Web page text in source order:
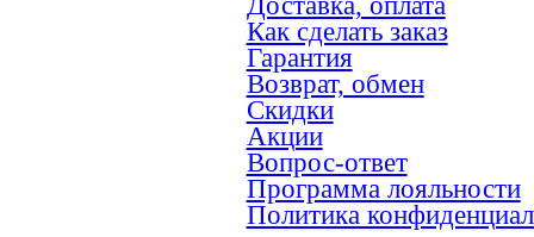
Как сделать заказ
Гарантия
Возврат, обмен
Скидки
Акции
Вопрос-ответ
Программа лояльности
Политика